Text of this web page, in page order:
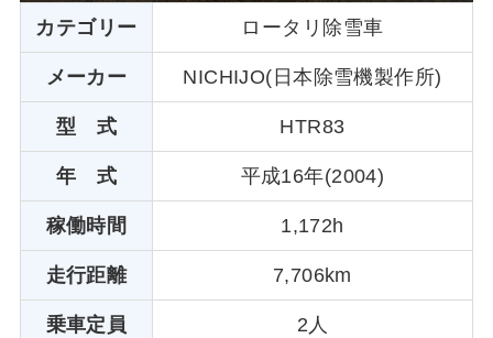
カテゴリー ロータリ除雪車
メーカー NICHIJO(日本除雪機製作所)
型 式 HTR83
年 式 平成16年(2004)
稼働時間 1,172h
走行距離 7,706km
乗車定員 2人